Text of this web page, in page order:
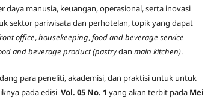
daya manusia, keuangan, operasional, serta inovasi
sektor pariwisata dan perhotelan, topik yang dapat
office,housekeeping,food and beverage service
and beverage product (pastrydan main kitchen).
para peneliti, akademisi, dan praktisi untuk untuk
pada edisi Vol. 05 No. 1 yang akan terbit pada Mei